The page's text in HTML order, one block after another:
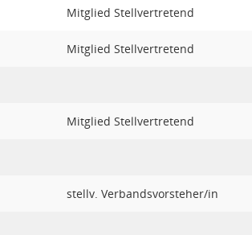
Mitglied Stellvertretend
Mitglied Stellvertretend
Mitglied Stellvertretend
stellv. Verbandsvorsteher/in